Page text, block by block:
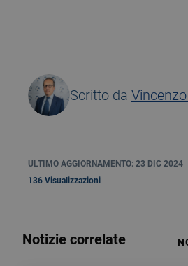
Scritto da
ULTIMO AGGIORNAMENTO: 23 DIC 2024
136 Visualizzazioni
Notizie correlate